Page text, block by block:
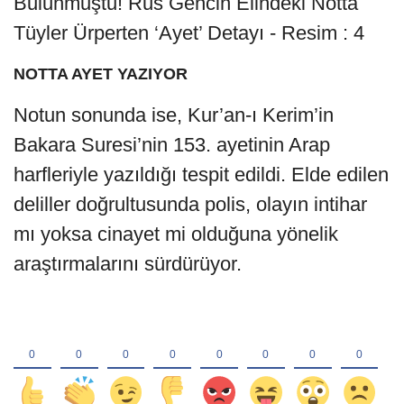
NOTTA AYET YAZIYOR
Notun sonunda ise, Kur’an-ı Kerim’in
Bakara Suresi’nin 153. ayetinin Arap
harfleriyle yazıldığı tespit edildi. Elde edilen
deliller doğrultusunda polis, olayın intihar
mı yoksa cinayet mi olduğuna yönelik
araştırmalarını sürdürüyor.